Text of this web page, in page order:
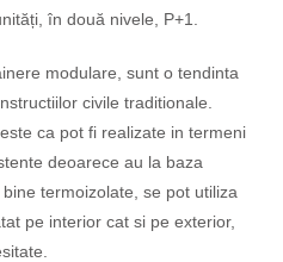
în două nivele, P+1.
modulare, sunt o tendinta
civile traditionale.
ca pot fi realizate in termeni
deoarece au la baza
termoizolate, se pot utiliza
pe interior cat si pe exterior,